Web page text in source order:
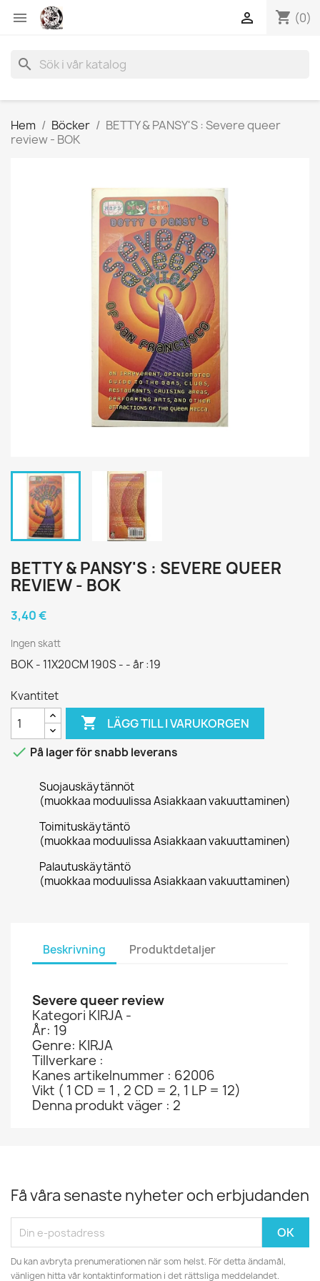
 shopping_cart (0)

search
Hem Böcker
BETTY & PANSY'S : Severe queer
review - BOK
BETTY & PANSY'S : SEVERE QUEER
REVIEW - BOK
3,40 €
Ingen skatt
BOK - 11X20CM 190S - - år :19
Kvantitet
 LÄGG TILL I VARUKORGEN
 På lager för snabb leverans
Suojauskäytännöt
(muokkaa moduulissa Asiakkaan vakuuttaminen)
Toimituskäytäntö
(muokkaa moduulissa Asiakkaan vakuuttaminen)
Palautuskäytäntö
(muokkaa moduulissa Asiakkaan vakuuttaminen)
Beskrivning Produktdetaljer
Severe queer review
Kategori KIRJA -
År: 19
Genre: KIRJA
Tillverkare :
Kanes artikelnummer : 62006
Vikt ( 1 CD = 1 , 2 CD = 2, 1 LP = 12)
Denna produkt väger : 2
Få våra senaste nyheter och erbjudanden
Du kan avbryta prenumerationen när som helst. För detta ändamål,
vänligen hitta vår kontaktinformation i det rättsliga meddelandet.